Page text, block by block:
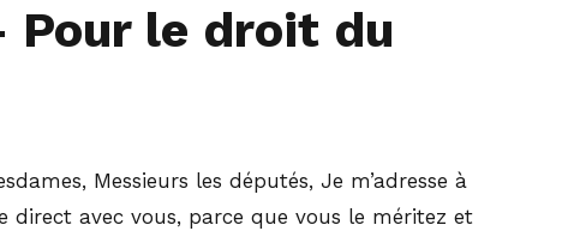
Pour le droit du
Messieurs les députés, Je m’adresse à
avec vous, parce que vous le méritez et